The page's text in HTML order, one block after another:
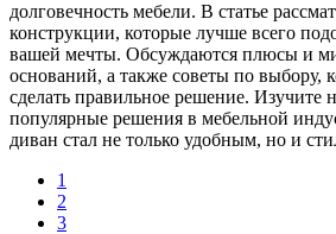
долговечность мебели. В статье
конструкции, которые лучше всего
вашей мечты. Обсуждаются плюсы и
оснований, а также советы по выбору,
сделать правильное решение. Изучите
популярные решения в мебельной
диван стал не только удобным, но и
1
2
3